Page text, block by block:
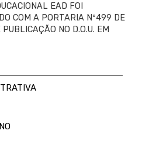
EAD FOI
COM A PORTARIA Nº499 DE
NO D.O.U. EM